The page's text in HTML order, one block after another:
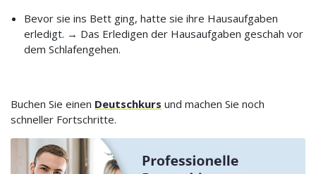
Bevor sie ins Bett ging, hatte sie ihre Hausaufgaben
erledigt. → Das Erledigen der Hausaufgaben geschah vor
dem Schlafengehen.
Buchen Sie einen Deutschkurs und machen Sie noch
schneller Fortschritte.